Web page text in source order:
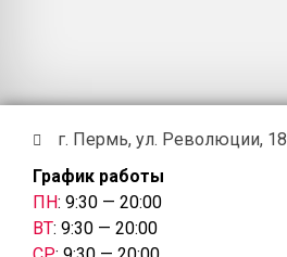
г. Пермь, ул. Революции, 18
График работы
ПН: 9:30 — 20:00
ВТ: 9:30 — 20:00